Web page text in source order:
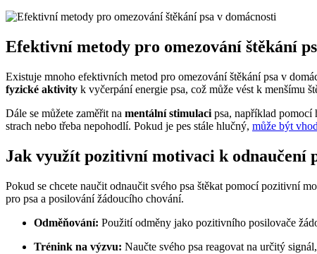
Efektivní metody pro omezování štěkání
Existuje mnoho efektivních metod pro omezování štěkání psa v
fyzické aktivity k vyčerpání energie psa, což může vést k menšímu
Dále se můžete zaměřit na mentální stimulaci psa, například pomocí
strach nebo třeba nepohodlí. Pokud je pes stále hlučný, může být
Jak využít pozitivní motivaci k odnaučení
Pokud se chcete naučit odnaučit svého psa štěkat pomocí pozitivní
pro psa a posilování žádoucího chování.
Odměňování: Použití odměny jako pozitivního posilovače
Trénink na výzvu: Naučte svého psa reagovat na určitý